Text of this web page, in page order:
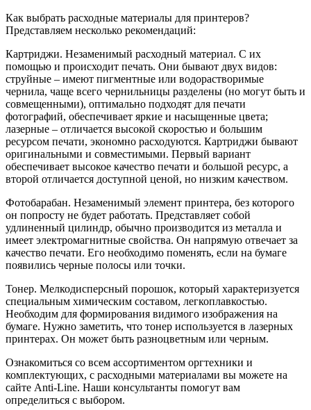
Как выбрать расходные материалы для принтеров?
Представляем несколько рекомендаций:
Картриджи. Незаменимый расходный материал. С их
помощью и происходит печать. Они бывают двух видов:
струйные – имеют пигментные или водорастворимые
чернила, чаще всего чернильницы разделены (но могут быть и
совмещенными), оптимально подходят для печати
фотографий, обеспечивает яркие и насыщенные цвета;
лазерные – отличается высокой скоростью и большим
ресурсом печати, экономно расходуются. Картриджи бывают
оригинальными и совместимыми. Первый вариант
обеспечивает высокое качество печати и большой ресурс, а
второй отличается доступной ценой, но низким качеством.
Фотобарабан. Незаменимый элемент принтера, без которого
он попросту не будет работать. Представляет собой
удлиненный цилиндр, обычно производится из металла и
имеет электромагнитные свойства. Он напрямую отвечает за
качество печати. Его необходимо поменять, если на бумаге
появились черные полосы или точки.
Тонер. Мелкодисперсный порошок, который характеризуется
специальным химическим составом, легкоплавкостью.
Необходим для формирования видимого изображения на
бумаге. Нужно заметить, что тонер используется в лазерных
принтерах. Он может быть разноцветным или черным.
Ознакомиться со всем ассортиментом оргтехники и
комплектующих, с расходными материалами вы можете на
сайте Anti-Line. Наши консультанты помогут вам
определиться с выбором.